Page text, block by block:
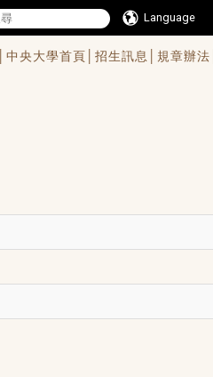
Language
中央大學首頁│ 招生訊息│ 規章辦法│